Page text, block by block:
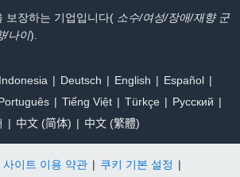
보장하는 기업입니다( 소수/여성/장애/재향 군
/나이).
Deutsch English
Español
Tiếng Việt Türkçe
Ρусский
中文 (简体) 中文 (繁體)
사이트 이용 약관 | 쿠키 기본 설정 |